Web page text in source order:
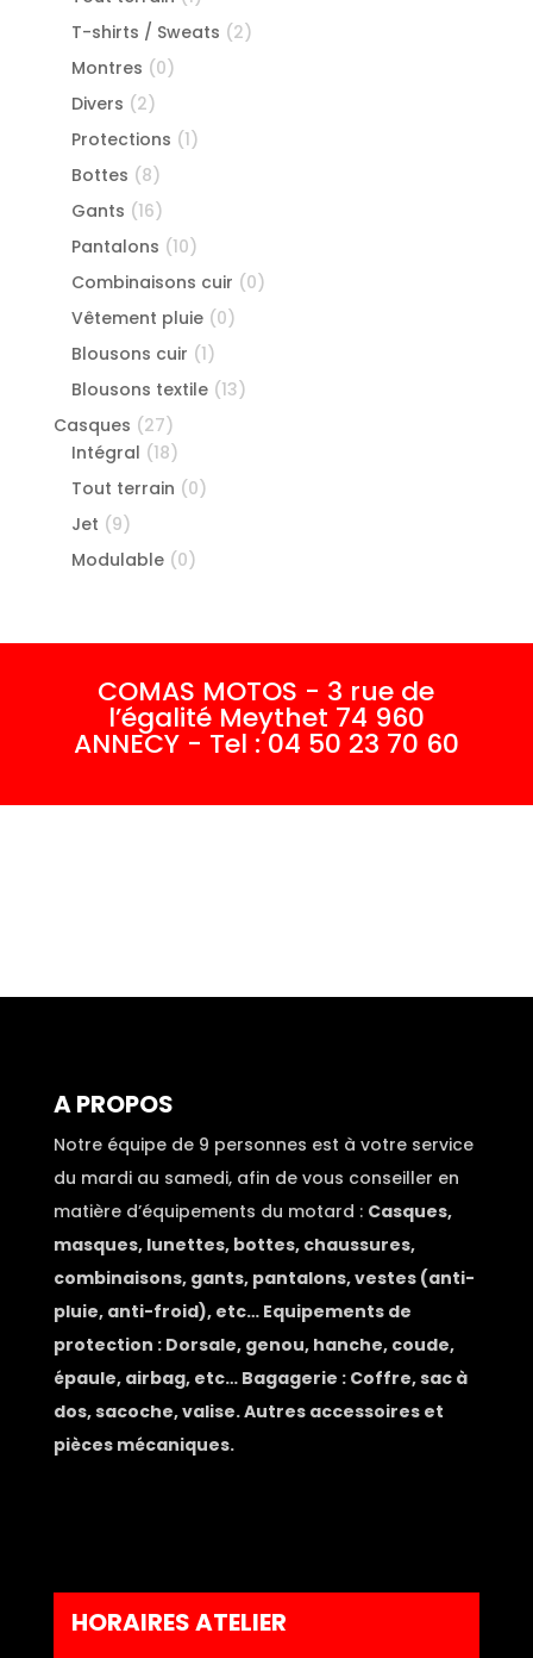
T-shirts / Sweats (2)
Montres (0)
Divers (2)
Protections (1)
Bottes (8)
Gants (16)
Pantalons (10)
Combinaisons cuir (0)
Vêtement pluie (0)
Blousons cuir (1)
Blousons textile (13)
Casques (27)
Intégral (18)
Tout terrain (0)
Jet (9)
Modulable (0)
COMAS MOTOS - 3 rue de
l’égalité Meythet 74 960
ANNECY - Tel : 04 50 23 70 60
A PROPOS
Notre équipe de 9 personnes est à votre service
du mardi au samedi, afin de vous conseiller en
matière d’équipements du motard : Casques,
masques, lunettes, bottes, chaussures,
combinaisons, gants, pantalons, vestes (anti-
pluie, anti-froid), etc… Equipements de
protection : Dorsale, genou, hanche, coude,
épaule, airbag, etc… Bagagerie : Coffre, sac à
dos, sacoche, valise. Autres accessoires et
pièces mécaniques.
HORAIRES ATELIER